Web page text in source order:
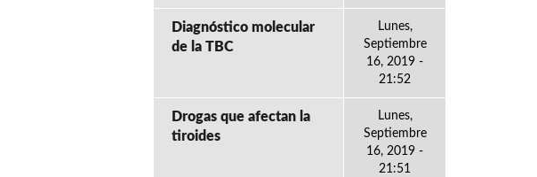
Diagnóstico molecular
de la TBC
Lunes,
Septiembre
16, 2019 -
21:52
Drogas que afectan la
tiroides
Lunes,
Septiembre
16, 2019 -
21:51